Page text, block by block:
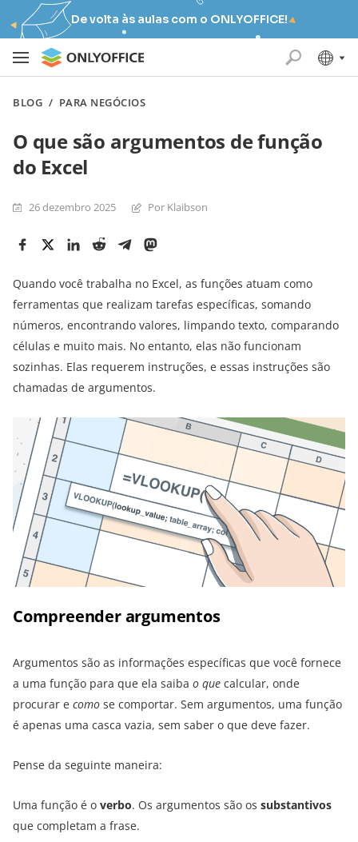
De volta às aulas com o ONLYOFFICE!
BLOG / PARA NEGÓCIOS
O que são argumentos de função
do Excel
26 dezembro 2025 Por Klaibson
Quando você trabalha no Excel, as funções atuam como
ferramentas que realizam tarefas específicas, somando
números, encontrando valores, limpando texto, comparando
células e muito mais. No entanto, elas não funcionam
sozinhas. Elas requerem instruções, e essas instruções são
chamadas de argumentos.
Compreender argumentos
Argumentos são as informações específicas que você fornece
a uma função para que ela saiba o que calcular, onde
procurar e como se comportar. Sem argumentos, uma função
é apenas uma casca vazia, sem saber o que deve fazer.
Pense da seguinte maneira:
Uma função é o verbo. Os argumentos são os substantivos
que completam a frase.